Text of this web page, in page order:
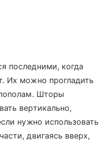
последними, когда
Их можно прогладить
Шторы
вертикально,
нужно использовать
двигаясь вверх,